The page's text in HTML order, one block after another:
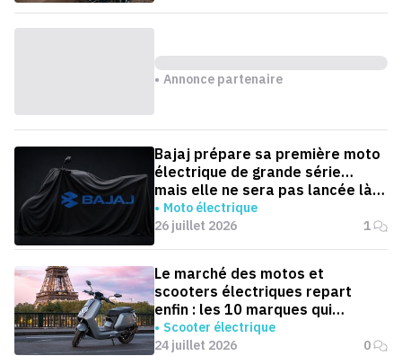
Annonce partenaire
Bajaj prépare sa première moto
électrique de grande série…
mais elle ne sera pas lancée là
où on l'attend
Moto électrique
26 juillet 2026
1
Le marché des motos et
scooters électriques repart
enfin : les 10 marques qui
dominent la France
Scooter électrique
24 juillet 2026
0